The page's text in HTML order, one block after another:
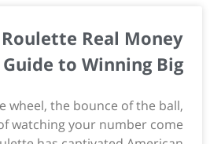
Real Money
Guide to Winning Big
wheel, the bounce of the ball,
watching your number come